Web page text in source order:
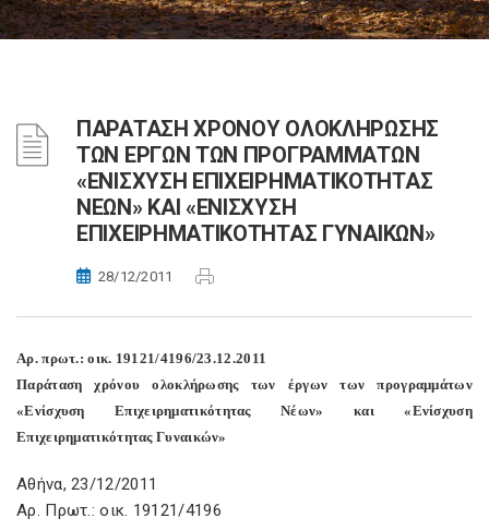
ΠΑΡΑΤΑΣΗ ΧΡΟΝΟΥ ΟΛΟΚΛΗΡΩΣΗΣ
ΤΩΝ ΕΡΓΩΝ ΤΩΝ ΠΡΟΓΡΑΜΜΑΤΩΝ
«ΕΝΙΣΧΥΣΗ ΕΠΙΧΕΙΡΗΜΑΤΙΚΟΤΗΤΑΣ
ΝΕΩΝ» ΚΑΙ «ΕΝΙΣΧΥΣΗ
ΕΠΙΧΕΙΡΗΜΑΤΙΚΟΤΗΤΑΣ ΓΥΝΑΙΚΩΝ»
28/12/2011
Αρ. πρωτ.: οικ. 19121/4196/23.12.2011
Παράταση χρόνου ολοκλήρωσης των έργων των προγραμμάτων
«Ενίσχυση Επιχειρηματικότητας Νέων» και «Ενίσχυση
Επιχειρηματικότητας Γυναικών»
Αθήνα, 23/12/2011
Αρ. Πρωτ.: οικ. 19121/4196